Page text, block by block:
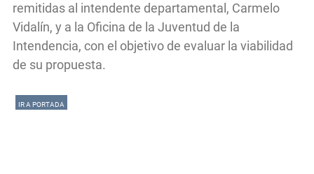
remitidas al intendente departamental, Carmelo
Vidalín, y a la Oficina de la Juventud de la
Intendencia, con el objetivo de evaluar la viabilidad
de su propuesta.
IR A PORTADA